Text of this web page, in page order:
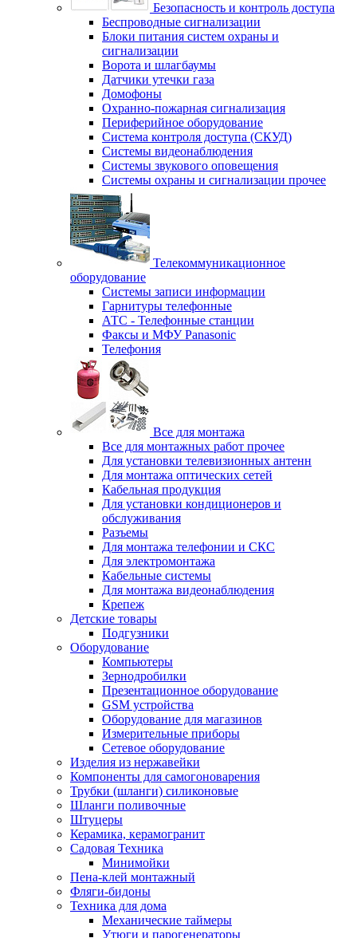
Безопасность и контроль доступа
Беспроводные сигнализации
Блоки питания систем охраны и
сигнализации
Ворота и шлагбаумы
Датчики утечки газа
Домофоны
Охранно-пожарная сигнализация
Периферийное оборудование
Система контроля доступа (СКУД)
Системы видеонаблюдения
Системы звукового оповещения
Системы охраны и сигнализации прочее
Телекоммуникационное
оборудование
Системы записи информации
Гарнитуры телефонные
АТС - Телефонные станции
Факсы и МФУ Panasonic
Телефония
Все для монтажа
Все для монтажных работ прочее
Для установки телевизионных антенн
Для монтажа оптических сетей
Кабельная продукция
Для установки кондиционеров и
обслуживания
Разъемы
Для монтажа телефонии и СКС
Для электромонтажа
Кабельные системы
Для монтажа видеонаблюдения
Крепеж
Детские товары
Подгузники
Оборудование
Компьютеры
Зернодробилки
Презентационное оборудование
GSM устройства
Оборудование для магазинов
Измерительные приборы
Сетевое оборудование
Изделия из нержавейки
Компоненты для самогоноварения
Трубки (шланги) силиконовые
Шланги поливочные
Штуцеры
Керамика, керамогранит
Садовая Техника
Минимойки
Пена-клей монтажный
Фляги-бидоны
Техника для дома
Механические таймеры
Утюги и парогенераторы